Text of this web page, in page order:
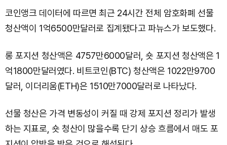
코인앵크 데이터에 따르면 최근 24시간 전체 암호화폐 선물
청산액이 1억6500만달러로 집계됐다고 파뉴스가 보도했다.
롱 포지션 청산액은 4757만6000달러, 숏 포지션 청산액은 1
억1800만달러였다. 비트코인(BTC) 청산액은 1022만9700
달러, 이더리움(ETH)은 1510만7000달러로 나타났다.
선물 청산은 가격 변동성이 커질 때 강제 포지션 정리가 발생
하는 지표로, 숏 청산이 많을수록 단기 상승 흐름에서 매도 포